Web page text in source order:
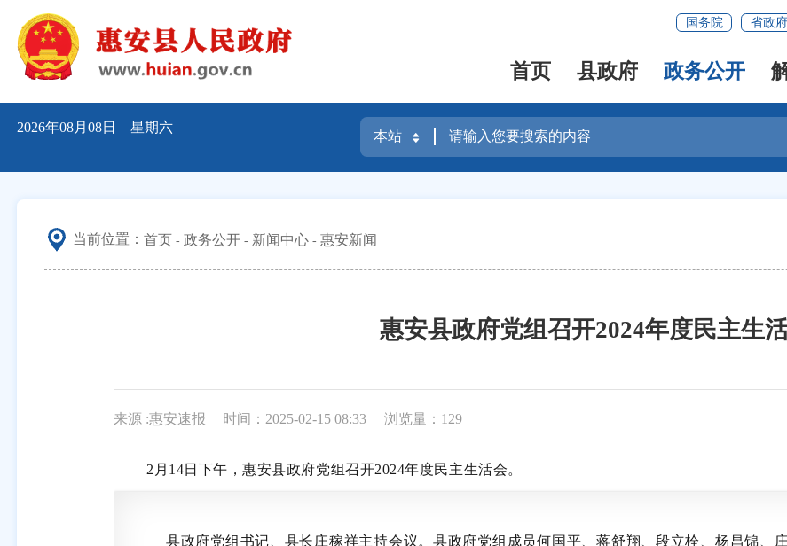
国务院 省政府
首页 县政府 政务公开
2026年08月08日 星期六
当前位置： 首页 政务公开 新闻中心 惠安新闻
惠安县政府党组召开2024年度民主生
来源 :惠安速报 时间：2025-02-15 08:33 浏览量： 129
2月14日下午，惠安县政府党组召开2024年度民主生活会。
县政府党组书记、县长庄稼祥主持会议。县政府党组成员何国平、蒋舒翔、段立栓、杨昌锦、